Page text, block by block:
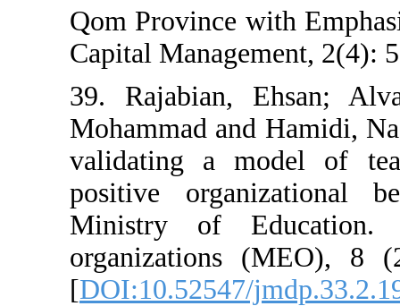
Qom Province
Capital
39. Rajabian,
Mohammad
validating a
positive
Ministry of
organizations
[DOI:10.52547/